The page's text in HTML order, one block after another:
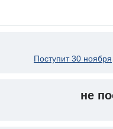
Поступит 30 ноября
не